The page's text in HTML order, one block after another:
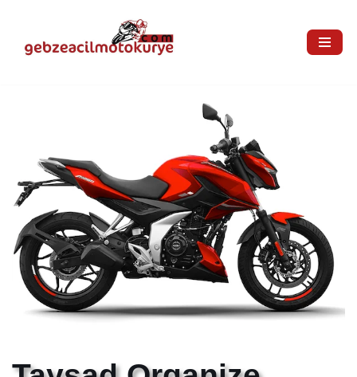
İçeriğe